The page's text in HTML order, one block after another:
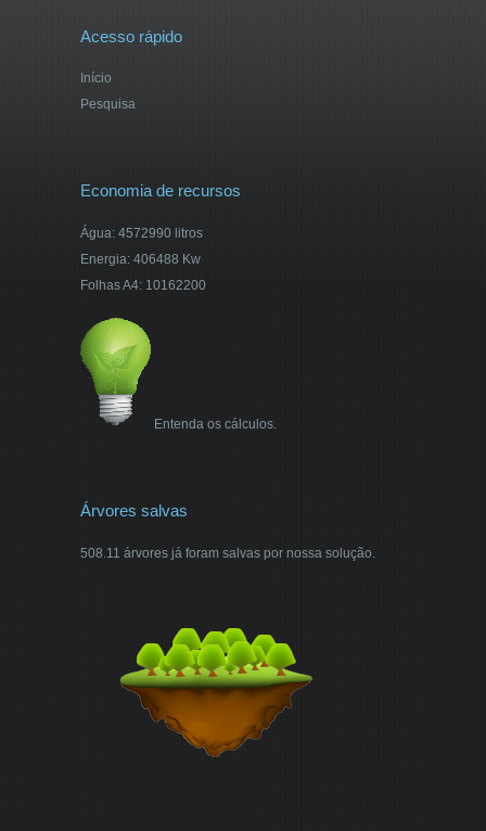
Acesso rápido
Início
Pesquisa
Economia de recursos
Água: 4572990 litros
Energia: 406488 Kw
Folhas A4: 10162200
Entenda os cálculos.
Árvores salvas
508.11 árvores já foram salvas por nossa solução.